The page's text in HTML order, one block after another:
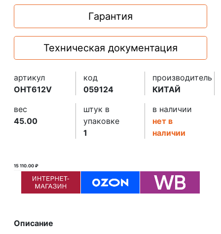
Гарантия
Техническая документация
артикул
OHT612V
код
059124
производитель
КИТАЙ
вес
45.00
штук в
упаковке
1
в наличии
нет в
наличии
15 110.00 ₽
Описание